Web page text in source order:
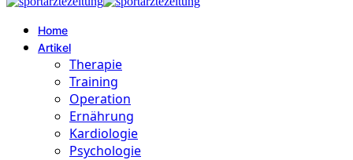
Home
Artikel
Therapie
Training
Operation
Ernährung
Kardiologie
Psychologie